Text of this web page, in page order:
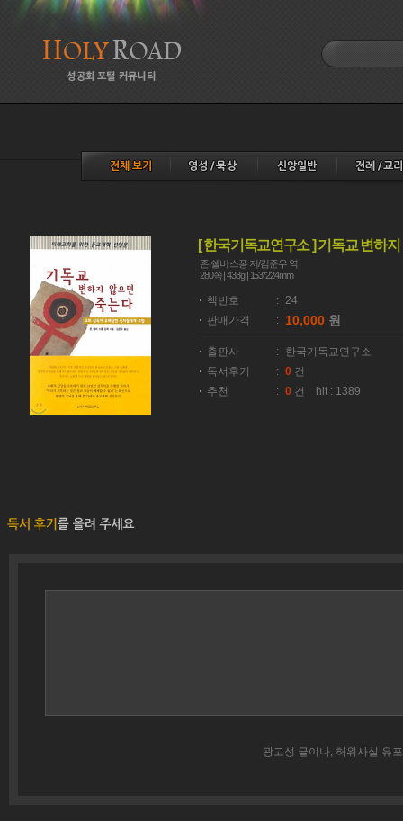
[ 한국기독교연구소 ] 기독교 변하
존 쉘비 스퐁 저/김준우 역
280쪽 | 433g | 153*224mm
책번호 : 24
판매가격
: 10,000 원
출판사 :
한국기독교연구소
독서후기
: 0 건
추천
: 0 건 hit : 1389
광고성 글이나, 허위사실 유